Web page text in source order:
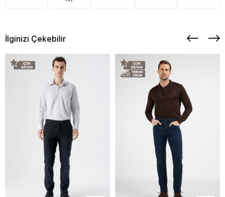
İlginizi Çekebilir